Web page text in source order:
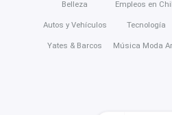
Belleza
Autos y Vehículos
Yates & Barcos
Empleos en
Tecnología
Música Moda